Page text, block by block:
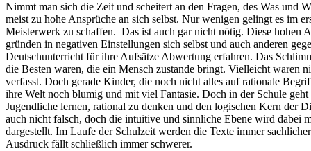
Nimmt man sich die Zeit und scheitert an den Fragen, des Was und
meist zu hohe Ansprüche an sich selbst. Nur wenigen gelingt es im
Meisterwerk zu schaffen. Das ist auch gar nicht nötig. Diese hohen
gründen in negativen Einstellungen sich selbst und auch anderen
Deutschunterricht für ihre Aufsätze Abwertung erfahren. Das
die Besten waren, die ein Mensch zustande bringt. Vielleicht waren
verfasst. Doch gerade Kinder, die noch nicht alles auf rationale
ihre Welt noch blumig und mit viel Fantasie. Doch in der Schule geht
Jugendliche lernen, rational zu denken und den logischen Kern der
auch nicht falsch, doch die intuitive und sinnliche Ebene wird dabei
dargestellt. Im Laufe der Schulzeit werden die Texte immer
Ausdruck fällt schließlich immer schwerer.